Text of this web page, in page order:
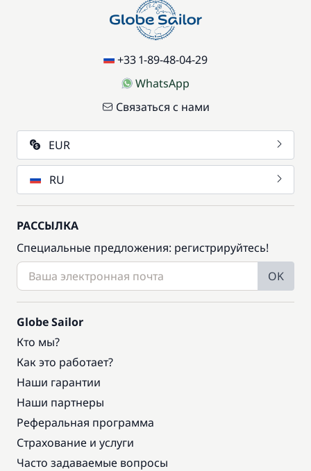
+33 1-89-48-04-29
WhatsApp
Связаться с нами
EUR
RU
РАССЫЛКА
Специальные предложения: регистрируйтесь!
OK
Globe Sailor
Кто мы?
Как это работает?
Наши гарантии
Наши партнеры
Реферальная программа
Страхование и услуги
Часто задаваемые вопросы